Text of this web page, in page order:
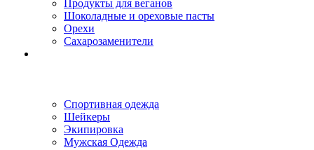
Продукты для веганов
Шоколадные и ореховые пасты
Орехи
Сахарозаменители
Спортивная одежда
Шейкеры
Экипировка
Мужская Одежда